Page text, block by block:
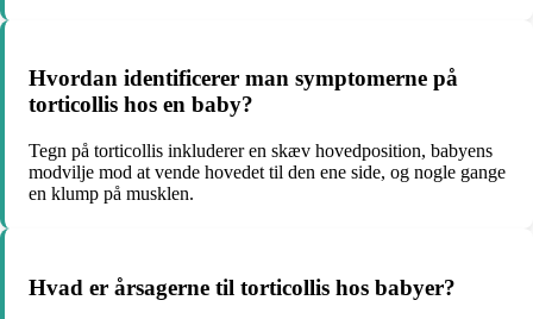
Hvordan identificerer man symptomerne på
torticollis hos en baby?
Tegn på torticollis inkluderer en skæv hovedposition, babyens
modvilje mod at vende hovedet til den ene side, og nogle gange
en klump på musklen.
Hvad er årsagerne til torticollis hos babyer?